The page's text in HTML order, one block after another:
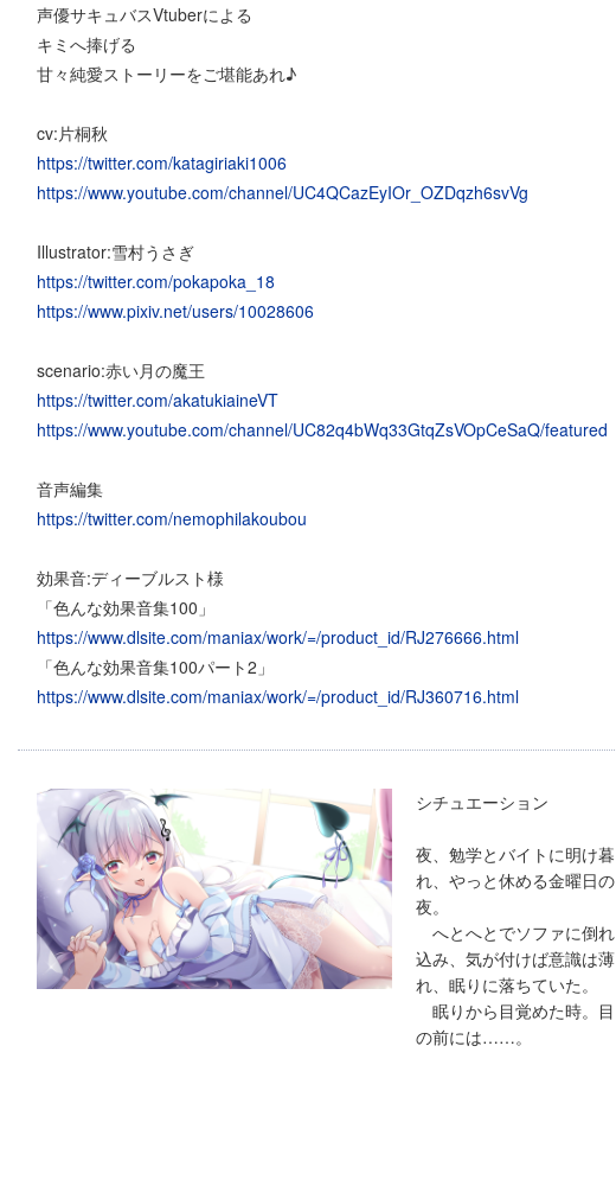
声優サキュバスVtuberによる
キミへ捧げる
甘々純愛ストーリーをご堪能あれ♪
cv:片桐秋
https://twitter.com/katagiriaki1006
https://www.youtube.com/channel/UC4QCazEyIOr_OZDqzh6svVg
Illustrator:雪村うさぎ
https://twitter.com/pokapoka_18
https://www.pixiv.net/users/10028606
scenario:赤い月の魔王
https://twitter.com/akatukiaineVT
https://www.youtube.com/channel/UC82q4bWq33GtqZsVOpCeSaQ/featured
音声編集
https://twitter.com/nemophilakoubou
効果音:ディーブルスト様
「色んな効果音集100」
https://www.dlsite.com/maniax/work/=/product_id/RJ276666.html
「色んな効果音集100パート2」
https://www.dlsite.com/maniax/work/=/product_id/RJ360716.html
シチュエーション
夜、勉学とバイトに明け暮
れ、やっと休める金曜日の
夜。
へとへとでソファに倒れ
込み、気が付けば意識は薄
れ、眠りに落ちていた。
眠りから目覚めた時。目
の前には……。